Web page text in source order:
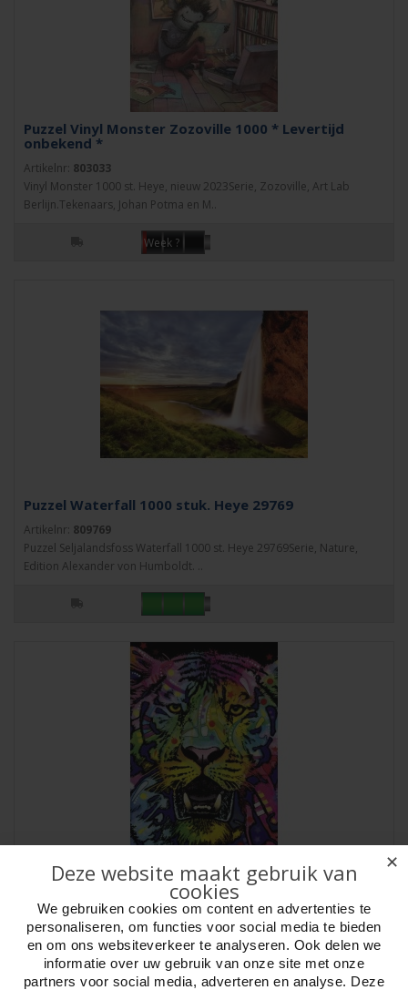
Puzzel Vinyl Monster Zozoville 1000 * Levertijd
onbekend *
Artikelnr: 803033
Vinyl Monster 1000 st. Heye, nieuw 2023Serie, Zozoville, Art Lab
Berlijn.Tekenaars, Johan Potma en M..
Week ?
Puzzel Waterfall 1000 stuk. Heye 29769
Artikelnr: 809769
Puzzel Seljalandsfoss Waterfall 1000 st. Heye 29769Serie, Nature,
Edition Alexander von Humboldt. ..
Puzzel Wild Tiger1000 stuk.Heye 29766
Puzzel Wild Tiger 1000 stukjes Heye 29766 Serie, Art Lab. Tekenaar,
Dean Russo. Afmeting puzzel 50..
✕
Deze website maakt gebruik van
cookies
We gebruiken cookies om content en advertenties te
personaliseren, om functies voor social media te bieden
en om ons websiteverkeer te analyseren. Ook delen we
informatie over uw gebruik van onze site met onze
partners voor social media, adverteren en analyse. Deze